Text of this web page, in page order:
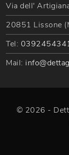
Via dell'
20851 Lissone
Tel:
Mail:
© 2026 -